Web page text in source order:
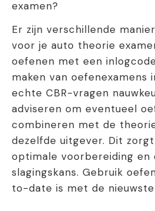
examen?
Er zijn verschillende
voor je auto theorie
oefenen met een
maken van oefenexamens
echte CBR-vragen
adviseren om eventueel
combineren met de
dezelfde uitgever. Dit
optimale voorbereiding en
slagingskans. Gebruik
to-date is met de nieuwste